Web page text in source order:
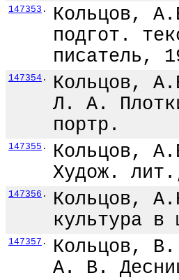
147353 .
Кольцов,
подгот.
писатель,
147354 .
Кольцов,
Л. А.
портр.
147355 .
Кольцов,
Худож.
147356 .
Кольцов,
культура
147357 .
Кольцов,
А. В.